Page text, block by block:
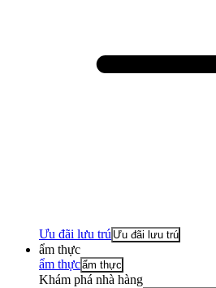
Ưu đãi lưu trú Ưu đãi lưu trú
ẩm thực
ẩm thựcẩm thực
Khám phá nhà hàng